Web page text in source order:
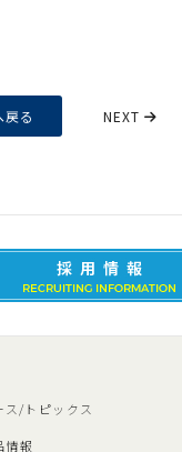
る NEXT
ス/トピックス
情報